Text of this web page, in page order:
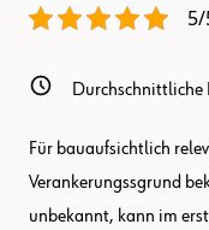
Durchschnittliche
Für bauaufsichtlich
Verankerungssgrund
unbekannt, kann im